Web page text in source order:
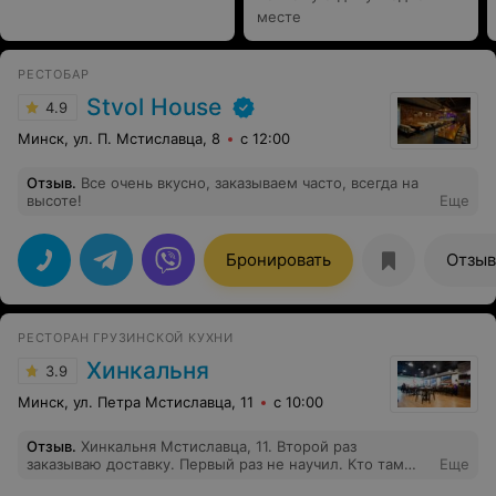
месте
РЕСТОБАР
4.9 Stvol House
Минск, ул. П. Мстиславца, 8 с 12:00
Отзыв. Все очень вкусно, заказываем часто, всегда на
высоте!
Еще
Бронировать
РЕСТОРАН ГРУЗИНСКОЙ КУХНИ
3.9 Хинкальня
Минск, ул. Петра Мстиславца, 11 с 10:00
Отзыв. Хинкальня Мстиславца, 11. Второй раз
заказываю доставку. Первый раз не научил. Кто там
Еще